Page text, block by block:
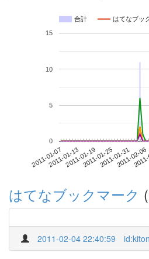
合計 はてなブッ
2011-01-072011-01-132011-01-192011-01-252011-01-312011-02-06
0
5
10
15
はてなブックマーク
2011-02-04 22:40:59